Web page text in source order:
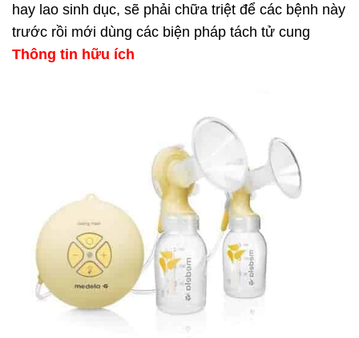
hay lao sinh dục, sẽ phải chữa triệt để các bệnh này
trước rồi mới dùng các biện pháp tách tử cung
Thông tin hữu ích